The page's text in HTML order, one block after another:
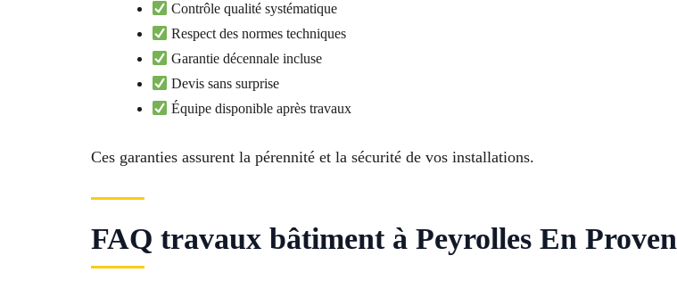
Contrôle qualité systématique
Respect des normes techniques
Garantie décennale incluse
Devis sans surprise
Équipe disponible après travaux
Ces garanties assurent la pérennité et la sécurité de vos installations.
FAQ travaux bâtiment à Peyrolles En